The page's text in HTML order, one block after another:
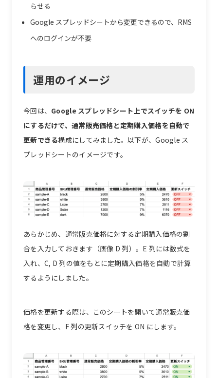
らせる
Google スプレッドシートから変更できるので、RMS
へのログインが不要
運用のイメージ
今回は、 Google スプレッドシート上でスイッチを ON
にするだけで、通常販売価格と定期購入価格を自動で
更新できる構成にしてみました。以下が、Google ス
プレッドシートのイメージです。
あらかじめ、通常販売価格に対する定期購入価格の割
合を入力しておきます（画像 D 列）。E 列には数式を
入れ、C, D 列の値をもとに定期購入価格を自動で計算
するようにしました。
価格を更新する際は、このシートを開いて通常販売価
格を変更し、F 列の更新スイッチを ON にします。